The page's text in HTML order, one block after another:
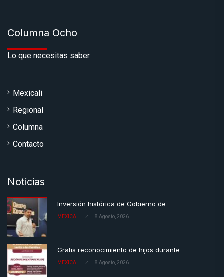
Columna Ocho
Lo que necesitas saber.
Mexicali
Regional
Columna
Contacto
Noticias
Inversión histórica de Gobierno de
MEXICALI 8 Agosto, 2026
Gratis reconocimiento de hijos durante
MEXICALI 8 Agosto, 2026